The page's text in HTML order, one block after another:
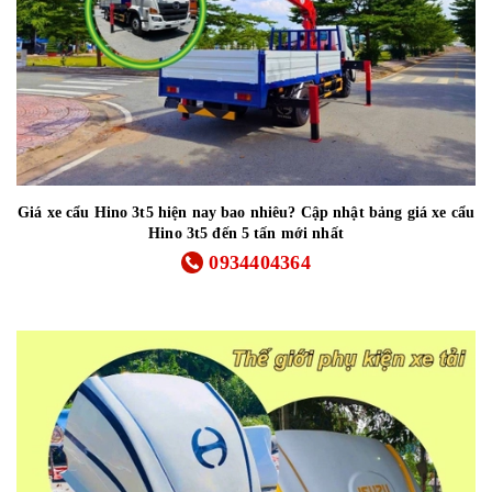
Giá xe cẩu Hino 3t5 hiện nay bao nhiêu? Cập nhật bảng giá xe cẩu
Hino 3t5 đến 5 tấn mới nhất
0934404364